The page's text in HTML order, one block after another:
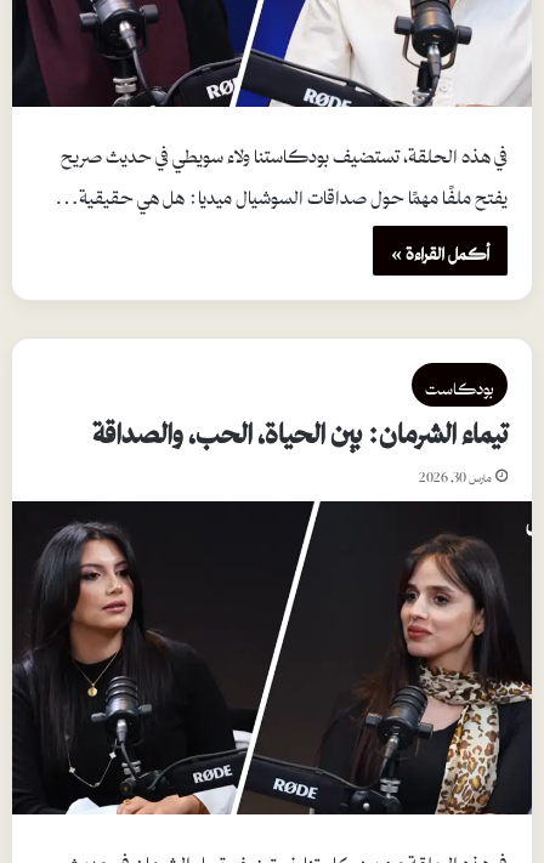
في هذه الحلقة، تستضيف بودكاستنا ولاء سويطي في حديث صريح
يفتح ملفًا مهمًا حول صداقات السوشيال ميديا: هل هي حقيقية…
أكمل القراءة »
بودكاست
تيماء الشرمان: بين الحياة، الحب، والصداقة
مارس 30, 2026